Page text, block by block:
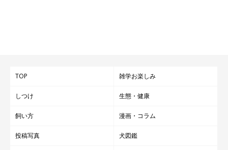
TOP 雑学お楽しみ
しつけ 生態・健康
飼い方 漫画・コラム
投稿写真 犬図鑑